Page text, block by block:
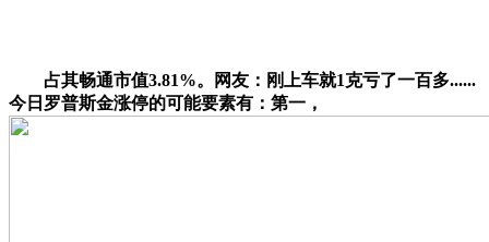
占其畅通市值3.81%。网友：刚上车就1克亏了一百多......
今日罗普斯金涨停的可能要素有：第一，